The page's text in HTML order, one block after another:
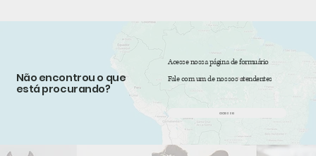
Não encontrou o que
está procurando?
Acesse nossa página de formuário
Fale com um de nossos atendentes
acesse